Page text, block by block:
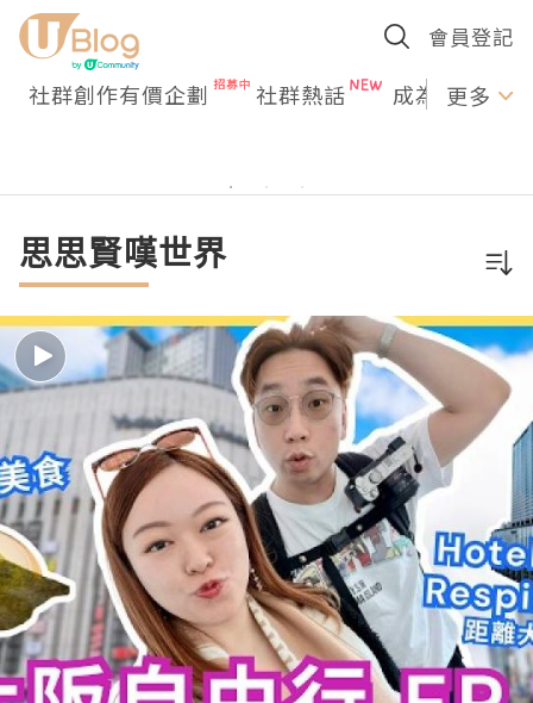
會員登記
社群創作有價企劃 社群熱話 成為U更多
思思賢嘆世界